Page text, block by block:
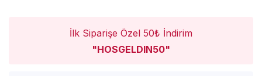
İlk Siparişe Özel 50₺ İndirim
"HOSGELDIN50"